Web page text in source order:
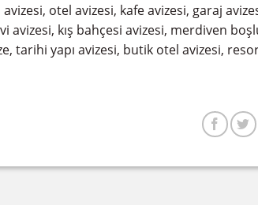
avizesi, otel avizesi, kafe avizesi, garaj
avizesi, kış bahçesi avizesi, merdiven
tarihi yapı avizesi, butik otel avizesi,